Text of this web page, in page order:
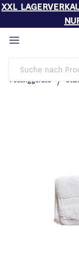
XXL
Startseite
Peelinggeräte